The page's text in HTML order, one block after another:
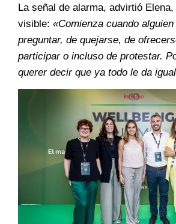
La señal de alarma, advirtió
visible: «Comienza cuando
preguntar, de quejarse, de
participar o incluso de protestar.
querer decir que ya todo le da